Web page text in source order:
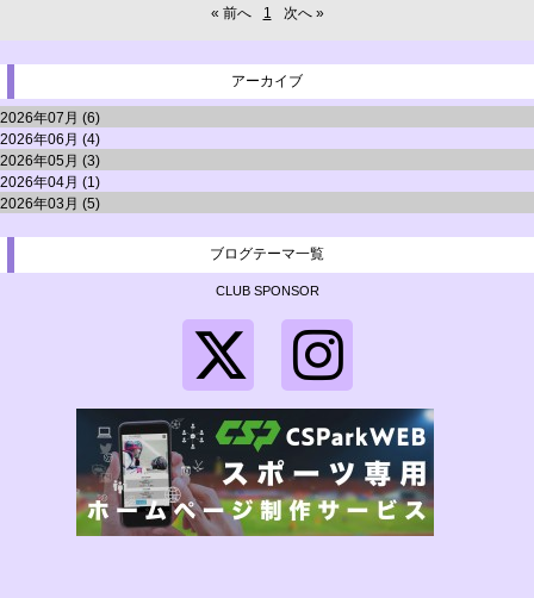
« 前へ 1 次へ »
アーカイブ
2026年07月 (6)
2026年06月 (4)
2026年05月 (3)
2026年04月 (1)
2026年03月 (5)
ブログテーマ一覧
CLUB SPONSOR